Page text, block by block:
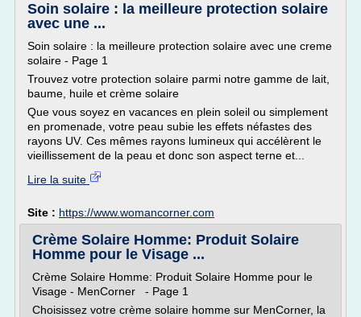
Soin solaire : la meilleure protection solaire
avec une ...
Soin solaire : la meilleure protection solaire avec une creme
solaire - Page 1
Trouvez votre protection solaire parmi notre gamme de lait,
baume, huile et crème solaire
Que vous soyez en vacances en plein soleil ou simplement
en promenade, votre peau subie les effets néfastes des
rayons UV. Ces mêmes rayons lumineux qui accélèrent le
vieillissement de la peau et donc son aspect terne et...
Lire la suite
Site : https://www.womancorner.com
Crème Solaire Homme: Produit Solaire
Homme pour le Visage ...
Crème Solaire Homme: Produit Solaire Homme pour le
Visage - MenCorner - Page 1
Choisissez votre crème solaire homme sur MenCorner, la